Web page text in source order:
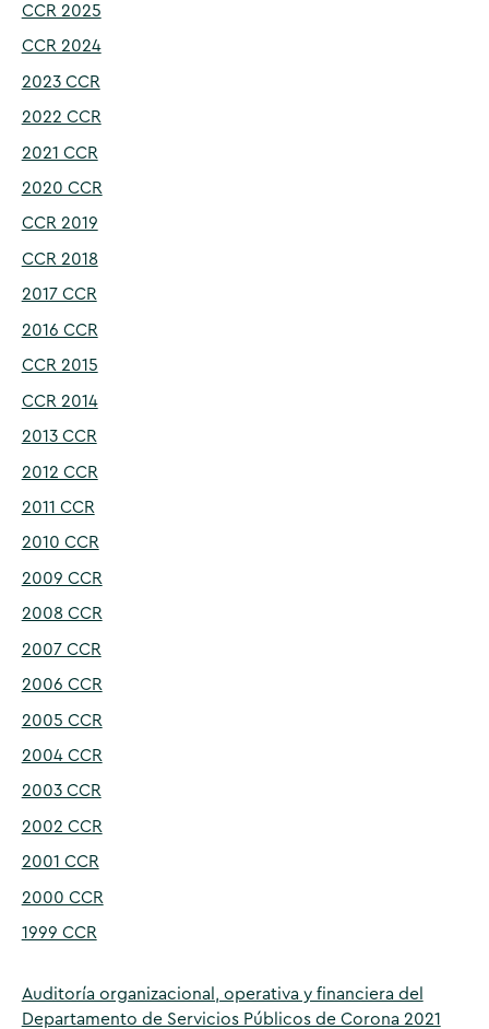
CCR 2025
CCR 2024
2023 CCR
2022 CCR
2021 CCR
2020 CCR
CCR 2019
CCR 2018
2017 CCR
2016 CCR
CCR 2015
CCR 2014
2013 CCR
2012 CCR
2011 CCR
2010 CCR
2009 CCR
2008 CCR
2007 CCR
2006 CCR
2005 CCR
2004 CCR
2003 CCR
2002 CCR
2001 CCR
2000 CCR
1999 CCR
Auditoría organizacional, operativa y financiera del
Departamento de Servicios Públicos de Corona 2021